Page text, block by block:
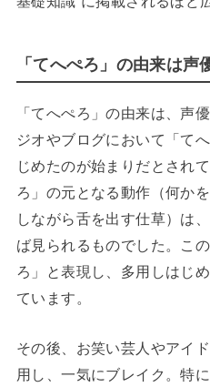
「てへぺろ」の由来は声
「てへぺろ」の由来は、声
ジオやブログにおいて「て
じめたのが始まりだとされ
ろ」の元となる動作（何か
しながら舌を出す仕草）は
ば見られるものでした。こ
ろ」と表現し、多用しはじ
ています。
その後、お笑い芸人やアイ
用し、一気にブレイク。特